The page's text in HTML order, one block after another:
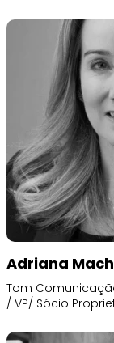
Adriana
Tom
/ VP/ Sócio